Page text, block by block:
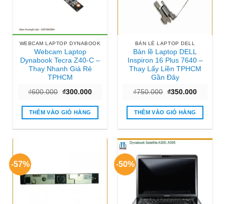
WEBCAM LAPTOP DYNABOOK
Webcam Laptop
Dynabook Tecra Z40-C –
Thay Nhanh Giá Rẻ
TPHCM
₫600.000 Giá
là:
₫600.000.
₫300.000Giá
tại
₫300.000.
THÊM VÀO GIỎ HÀNG
BẢN LỀ LAPTOP DELL
Bản lề Laptop DELL
Inspiron 16 Plus 7640 –
Thay Lấy Liền TPHCM
Gần Đây
₫750.000 Giá
là:
₫750.000.
₫350.000Giá
tại
THÊM VÀO GIỎ HÀNG
-57% -50%